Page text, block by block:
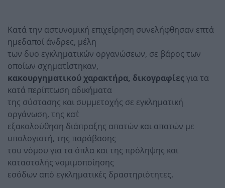
Κατά την αστυνομική επιχείρηση συνελήφθησαν επτά
ημεδαποί άνδρες, μέλη
των δυο εγκληματικών οργανώσεων, σε βάρος των
οποίων σχηματίστηκαν,
κακουργηματικού χαρακτήρα, δικογραφίεςγια τα
κατά περίπτωση αδικήματα
της σύστασης και συμμετοχής σε εγκληματική
οργάνωση, της κατ΄
εξακολούθηση διάπραξης απατών και απατών με
υπολογιστή, της παράβασης
του νόμου για τα όπλα και της πρόληψης και
καταστολής νομιμοποίησης
εσόδων από εγκληματικές δραστηριότητες.